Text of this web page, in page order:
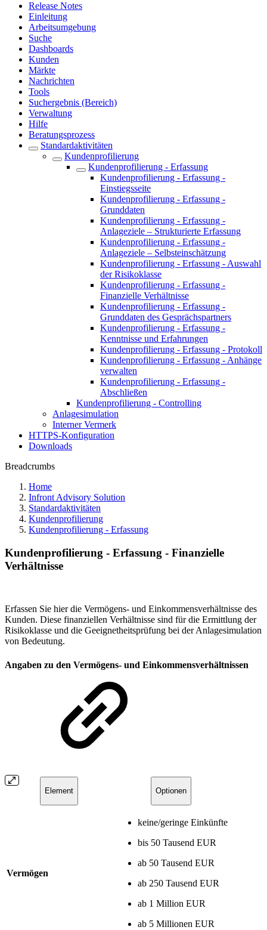
Release Notes
Einleitung
Arbeitsumgebung
Suche
Dashboards
Kunden
Märkte
Nachrichten
Tools
Suchergebnis (Bereich)
Verwaltung
Hilfe
Beratungsprozess
Standardaktivitäten
Kundenprofilierung
Kundenprofilierung - Erfassung
Kundenprofilierung - Erfassung -
Einstiegsseite
Kundenprofilierung - Erfassung -
Grunddaten
Kundenprofilierung - Erfassung -
Anlageziele – Strukturierte Erfassung
Kundenprofilierung - Erfassung -
Anlageziele – Selbsteinschätzung
Kundenprofilierung - Erfassung - Auswahl
der Risikoklasse
Kundenprofilierung - Erfassung -
Finanzielle Verhältnisse
Kundenprofilierung - Erfassung -
Grunddaten des Gesprächspartners
Kundenprofilierung - Erfassung -
Kenntnisse und Erfahrungen
Kundenprofilierung - Erfassung - Protokoll
Kundenprofilierung - Erfassung - Anhänge
verwalten
Kundenprofilierung - Erfassung -
Abschließen
Kundenprofilierung - Controlling
Anlagesimulation
Interner Vermerk
HTTPS-Konfiguration
Downloads
Breadcrumbs
Home
Infront Advisory Solution
Standardaktivitäten
Kundenprofilierung
Kundenprofilierung - Erfassung
Kundenprofilierung - Erfassung - Finanzielle
Verhältnisse
Erfassen Sie hier die Vermögens- und Einkommensverhältnisse des
Kunden. Diese finanziellen Verhältnisse sind für die Ermittlung der
Risikoklasse und die Geeignetheitsprüfung bei der Anlagesimulation
von Bedeutung.
Angaben zu den Vermögens- und Einkommensverhältnissen
Element Optionen
Vermögen
keine/geringe Einkünfte
bis 50 Tausend EUR
ab 50 Tausend EUR
ab 250 Tausend EUR
ab 1 Million EUR
ab 5 Millionen EUR